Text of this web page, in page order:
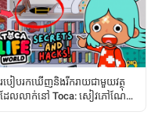
របៀបរកឃើញនិងរីករាយជាមួយវត្ថុ
ដែលលាក់នៅ Toca: សៀវភៅណែនាំ